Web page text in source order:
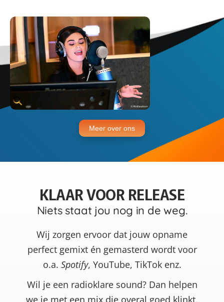
Meer over ons
KLAAR VOOR RELEASE
Niets staat jou nog in de weg.
Wij zorgen ervoor dat jouw opname
perfect gemixt én gemasterd wordt voor
o.a. Spotify, YouTube, TikTok enz.
Wil je een radioklare sound? Dan helpen